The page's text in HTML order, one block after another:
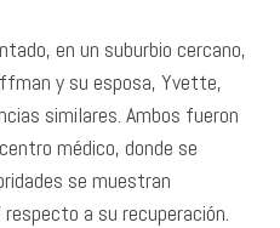
en un suburbio cercano,
y su esposa, Yvette,
similares. Ambos fueron
médico, donde se
se muestran
a su recuperación.